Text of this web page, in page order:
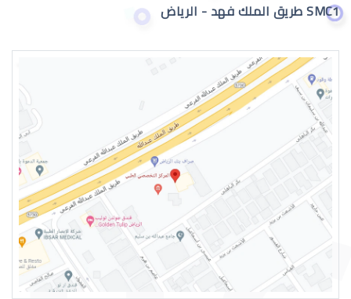
حول عيون الاطفال الرضع
التهاب عيون الاطفال الرضع
SMC1 طريق الملك فهد - الرياض